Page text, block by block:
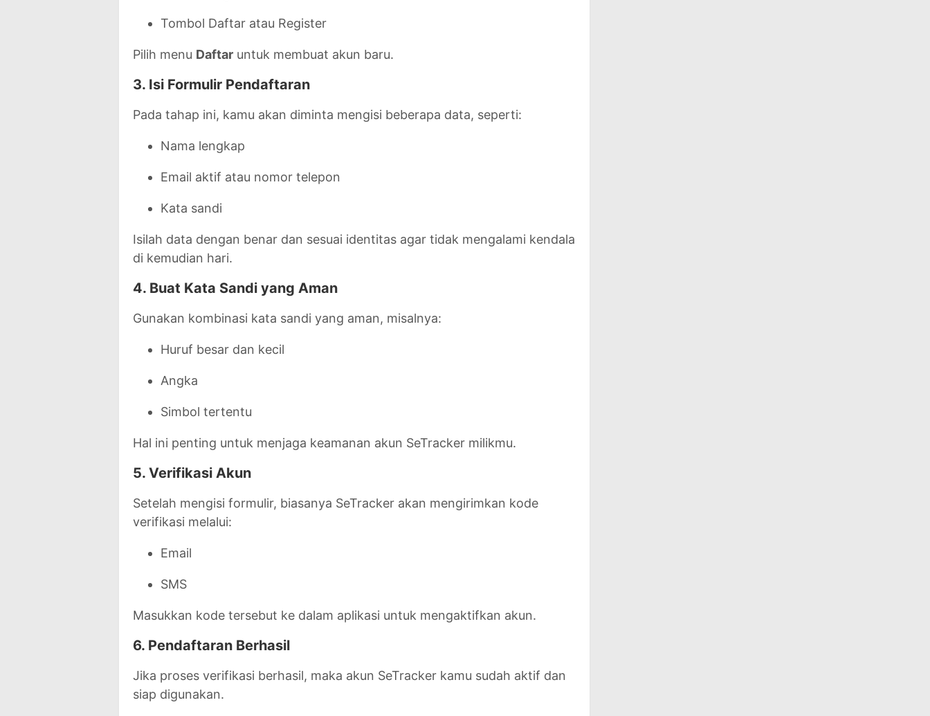
Tombol Daftar atau Register
Pilih menu Daftar untuk membuat akun baru.
3. Isi Formulir Pendaftaran
Pada tahap ini, kamu akan diminta mengisi beberapa data, seperti:
Nama lengkap
Email aktif atau nomor telepon
Kata sandi
Isilah data dengan benar dan sesuai identitas agar tidak mengalami kendala
di kemudian hari.
4. Buat Kata Sandi yang Aman
Gunakan kombinasi kata sandi yang aman, misalnya:
Huruf besar dan kecil
Angka
Simbol tertentu
Hal ini penting untuk menjaga keamanan akun SeTracker milikmu.
5. Verifikasi Akun
Setelah mengisi formulir, biasanya SeTracker akan mengirimkan kode
verifikasi melalui:
Email
SMS
Masukkan kode tersebut ke dalam aplikasi untuk mengaktifkan akun.
6. Pendaftaran Berhasil
Jika proses verifikasi berhasil, maka akun SeTracker kamu sudah aktif dan
siap digunakan.